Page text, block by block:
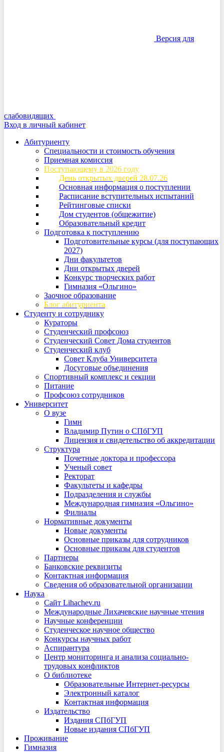
Версия для
слабовидящих
Вход в личный кабинет
Абитуриенту
Специальности и стоимость обучения
Приемная комиссия
Поступающему в 2026 году
День открытых дверей 28.07.26
Основная информация о поступлении
Расписание вступительных испытаний
Рейтинговые списки
Дом студентов (общежитие)
Образовательный кредит
Подготовка к поступлению
Подготовительные курсы (для поступающих
2027)
Дни факультетов
Дни открытых дверей
Конкурс творческих работ
Гимназия «Ольгино»
Заочное образование
Блог абитуриента
Студенту и сотруднику
Кураторы
Студенческий профсоюз
Студенческий Совет Дома студентов
Студенческий клуб
Совет Клуба Университета
Досуговые объединения
Спортивный комплекс и секции
Питание
Профсоюз сотрудников
Университет
О вузе
Гимн
Владимир Путин о СПбГУП
Лицензия и свидетельство об аккредитации
Структура
Почетные доктора и профессора
Ученый совет
Ректорат
Факультеты и кафедры
Подразделения и службы
Международная гимназия «Ольгино»
Филиалы
Нормативные документы
Новые документы
Основные приказы для сотрудников
Основные приказы для студентов
Партнеры
Банковские реквизиты
Контактная информация
Сведения об образовательной организации
Наука
Сайт Lihachev.ru
Международные Лихачевские научные чтения
Научные конференции
Студенческое научное общество
Конкурсы научных работ
Аспирантура
Центр мониторинга и анализа социально-
трудовых конфликтов
О библиотеке
Образовательные Интернет-ресурсы
Электронный каталог
Контактная информация
Издательство
Издания СПбГУП
Новые издания СПбГУП
Проживание
Гимназия